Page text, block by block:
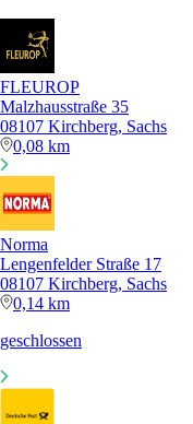
FLEUROP
Malzhausstraße 35
08107 Kirchberg, Sachs
0,08 km
Norma
Lengenfelder Straße 17
08107 Kirchberg, Sachs
0,14 km
geschlossen